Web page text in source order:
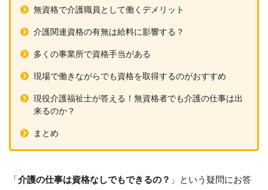
無資格で介護職員として働くデメリット
介護関連資格の有無は給料に影響する？
多くの事業所で資格手当がある
現場で働きながらでも資格を取得するのがおすすめ
現役介護福祉士が答える！無資格者でも介護の仕事は出
来るのか？
まとめ
「介護の仕事は資格なしでもできるの？ 」という疑問にお答